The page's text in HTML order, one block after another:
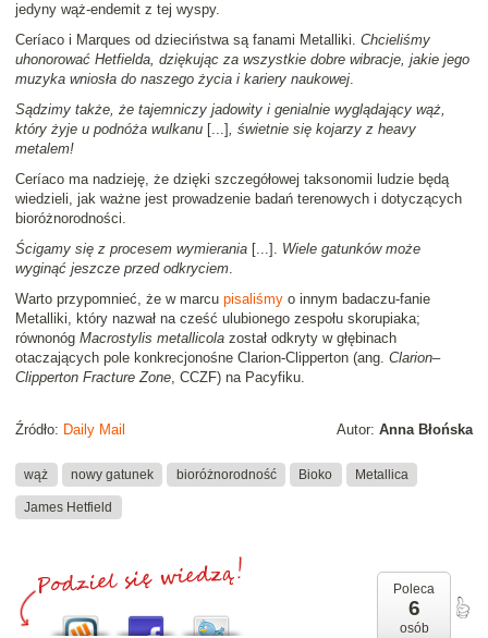
jedyny wąż-endemit z tej wyspy.
Ceríaco i Marques od dzieciństwa są fanami Metalliki. Chcieliśmy
uhonorować Hetfielda, dziękując za wszystkie dobre wibracje, jakie jego
muzyka wniosła do naszego życia i kariery naukowej.
Sądzimy także, że tajemniczy jadowity i genialnie wyglądający wąż,
który żyje u podnóża wulkanu [...], świetnie się kojarzy z heavy
metalem!
Ceríaco ma nadzieję, że dzięki szczegółowej taksonomii ludzie będą
wiedzieli, jak ważne jest prowadzenie badań terenowych i dotyczących
bioróżnorodności.
Ścigamy się z procesem wymierania [...]. Wiele gatunków może
wyginąć jeszcze przed odkryciem.
Warto przypomnieć, że w marcu pisaliśmy o innym badaczu-fanie
Metalliki, który nazwał na cześć ulubionego zespołu skorupiaka;
równonóg Macrostylis metallicola został odkryty w głębinach
otaczających pole konkrecjonośne Clarion-Clipperton (ang. Clarion–
Clipperton Fracture Zone, CCZF) na Pacyfiku.
Autor: Anna Błońska
Źródło: Daily Mail
wąż nowy gatunek bioróżnorodność Bioko Metallica
James Hetfield
Poleca
6
osób